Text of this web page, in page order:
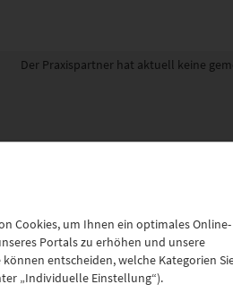
Der Praxispartner hat aktuell keine
Der Praxispartner hat aktuell keine
Der Praxispartner hat freie
Praxispartner und nicht über diese
Cookies, um Ihnen ein optimales Online-
Portals zu erhöhen und unsere
entscheiden, welche Kategorien
„Individuelle Einstellung“).